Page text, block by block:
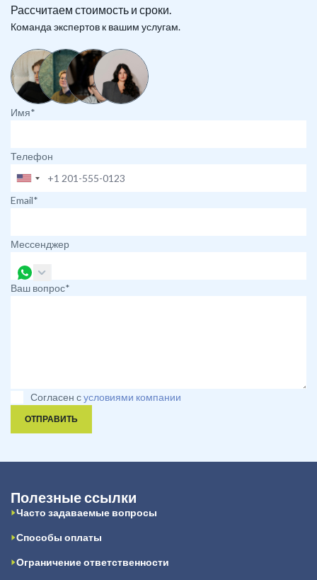
Рассчитаем стоимость и сроки.
Команда экспертов к вашим услугам.
Имя*
Телефон
Email*
Мессенджер
Ваш вопрос*
Согласен сусловиями компании
ОТПРАВИТЬ
Полезные ссылки
Часто задаваемые вопросы
Способы оплаты
Ограничение ответственности